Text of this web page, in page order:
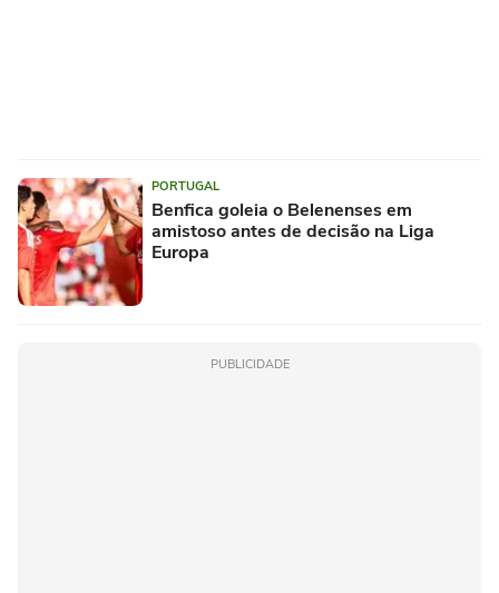
PORTUGAL
Benfica goleia o Belenenses em
amistoso antes de decisão na Liga
Europa
PUBLICIDADE